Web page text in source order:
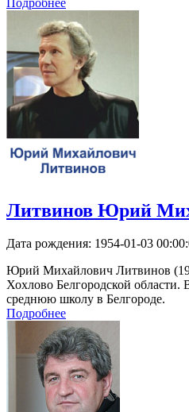
Литвинов Юрий
Дата рождения: 1954-01-03
Юрий Михайлович Литвинов
Хохлово Белгородской области.
среднюю школу в Белгороде.
Подробнее